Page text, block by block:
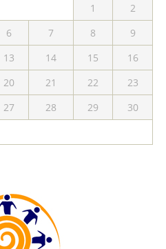
1
2
6 7 8
9
13 14 15
16
20 21 22
23
27 28 29
30